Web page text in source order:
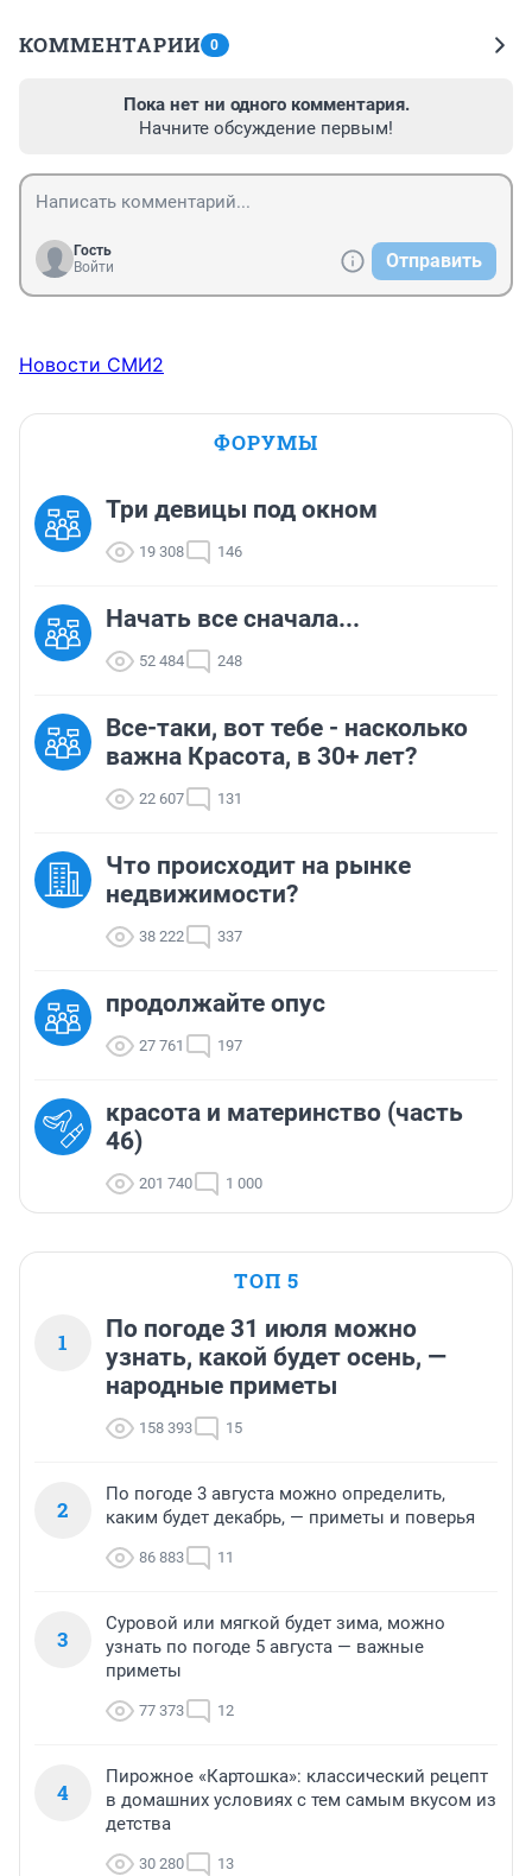
КОММЕНТАРИИ 0
Пока нет ни одного комментария.
Начните обсуждение первым!
Гость
Войти
Отправить
Новости СМИ2
ФОРУМЫ
Три девицы под окном
19 308 146
Начать все сначала...
52 484 248
Все-таки, вот тебе - насколько
важна Красота, в 30+ лет?
22 607 131
Что происходит на рынке
недвижимости?
38 222 337
продолжайте опус
27 761 197
красота и материнство (часть
46)
201 740 1 000
ТОП 5
1
По погоде 31 июля можно
узнать, какой будет осень, —
народные приметы
158 393 15
2
По погоде 3 августа можно определить,
каким будет декабрь, — приметы и поверья
86 883 11
3
Суровой или мягкой будет зима, можно
узнать по погоде 5 августа — важные
приметы
77 373 12
4
Пирожное «Картошка»: классический рецепт
в домашних условиях с тем самым вкусом из
детства
30 280 13